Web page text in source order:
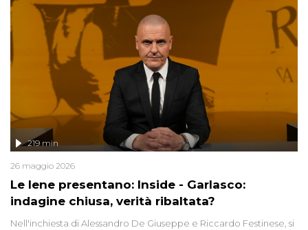
Le Iene presentano: Inside - Garlasco:
indagine chiusa, verità ribaltata?
219 min
26 maggio 2026
Nell'inchiesta di Alessandro De Giuseppe e Riccardo Festinese, si